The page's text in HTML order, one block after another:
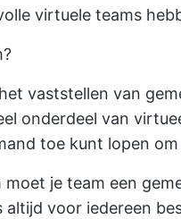
virtuele teams
vaststellen van
onderdeel van
toe kunt lopen
moet je team een
altijd voor iedereen